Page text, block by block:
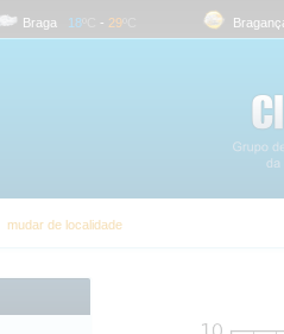
Braga 18 ºC- 29 ºC Bragança
mudar de localidade